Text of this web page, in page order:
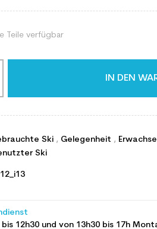
Teile verfügbar
IN DEN
Ski , Gelegenheit ,
Ski
bis 12h30 und von 13h30 bis 17h